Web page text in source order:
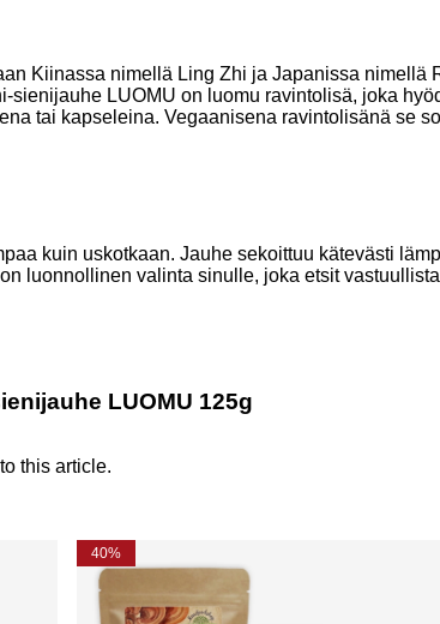
Kiinassa nimellä Ling Zhi ja Japanissa
sienijauhe LUOMU on luomu ravintolisä, joka
tai kapseleina. Vegaanisena ravintolisänä se
kuin uskotkaan. Jauhe sekoittuu kätevästi
luonnollinen valinta sinulle, joka etsit
LUOMU 125g
this article.
40%